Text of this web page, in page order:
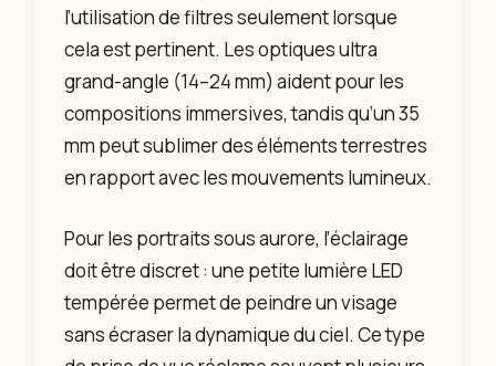
l’utilisation de filtres seulement lorsque
cela est pertinent. Les optiques ultra
grand-angle (14–24 mm) aident pour les
compositions immersives, tandis qu’un 35
mm peut sublimer des éléments terrestres
en rapport avec les mouvements lumineux.
Pour les portraits sous aurore, l’éclairage
doit être discret : une petite lumière LED
tempérée permet de peindre un visage
sans écraser la dynamique du ciel. Ce type